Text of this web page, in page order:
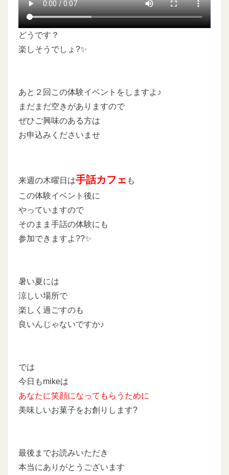
どうです？
楽しそうでしょ?✨
あと２回この体験イベントをしますよ♪
まだまだ空きがありますので
ぜひご興味のある方は
お申込みくださいませ
来週の木曜日は手話カフェ も
この体験イベント後に
やっていますので
そのまま手話の体験にも
参加できますよ??✨
暑い夏には
涼しい場所で
楽しく過ごすのも
良いんじゃないですか♪
では
今日もmikeは
あなたに笑顔になってもらうために
美味しいお菓子をお創りします?
最後までお読みいただき
本当にありがとうございます